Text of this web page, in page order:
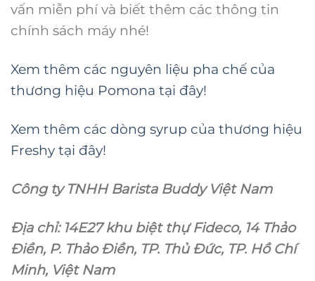
vấn miễn phí và biết thêm các thông tin
chính sách máy nhé!
Xem thêm các nguyên liệu pha chế của
thương hiệu Pomona tại đây!
Xem thêm các dòng syrup của thương hiệu
Freshy tại đây!
Công ty TNHH Barista Buddy Việt Nam
Địa chỉ: 14E27 khu biệt thự Fideco, 14 Thảo
Điền, P. Thảo Điền, TP. Thủ Đức, TP. Hồ Chí
Minh, Việt Nam